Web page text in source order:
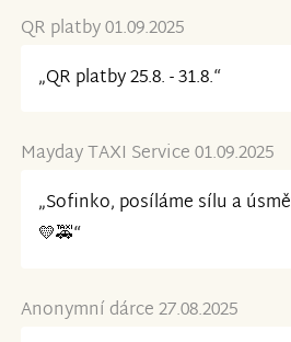
QR platby 01.09.2025
„QR platby 25.8. - 31.8.“
Mayday TAXI Service 01.09.2025
„Sofinko, posíláme sílu a
💛🚕“
Anonymní dárce 27.08.2025